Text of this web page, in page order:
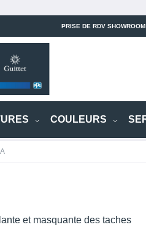
PRISE DE RDV SHOWROOM
COULEURS
et masquante des taches